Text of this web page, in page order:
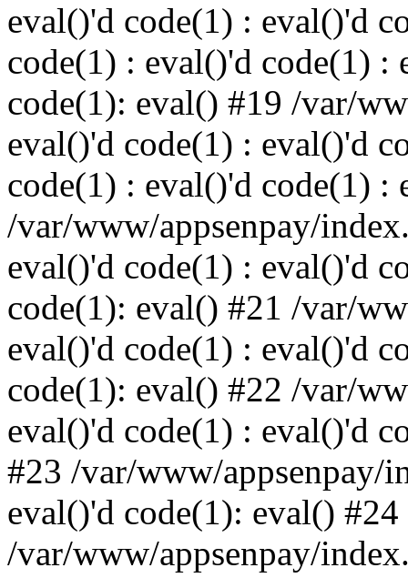
eval()'d code(1) : eval()'d
code(1) : eval()'d code(1) :
code(1): eval() #19 /var/
eval()'d code(1) : eval()'d
code(1) : eval()'d code(1) :
/var/www/appsenpay/
eval()'d code(1) : eval()'d
code(1): eval() #21 /var/
eval()'d code(1) : eval()'d
code(1): eval() #22 /var/
eval()'d code(1) : eval()'d
#23 /var/www/appsenpay/
eval()'d code(1): eval() #24
/var/www/appsenpay/